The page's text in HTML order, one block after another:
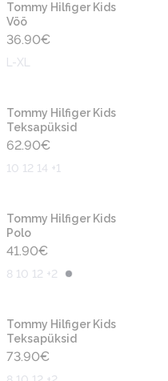
Tommy Hilfiger Kids
Vöö
36.90€
L-XL
Tommy Hilfiger Kids
Teksapüksid
62.90€
10 12 14 +1
Tommy Hilfiger Kids
Polo
41.90€
8 10 12 +2
Tommy Hilfiger Kids
Teksapüksid
73.90€